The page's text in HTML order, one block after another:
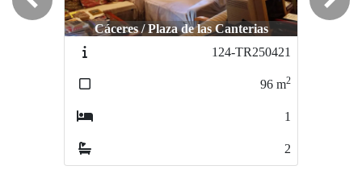
Cáceres / Plaza de las Canterias
124-TR250421
Cáceres / Plaza de Italia
178-MC250722
Previous Next